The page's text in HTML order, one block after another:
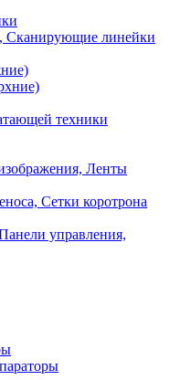
Сканирующие линейки
техники
Ленты
Сетки коротрона
управления,